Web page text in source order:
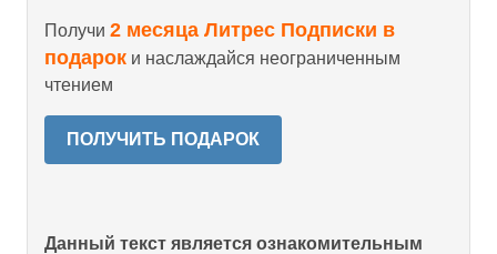
Получи 2 месяца Литрес Подписки в
подарок и наслаждайся неограниченным
чтением
ПОЛУЧИТЬ ПОДАРОК
Данный текст является ознакомительным